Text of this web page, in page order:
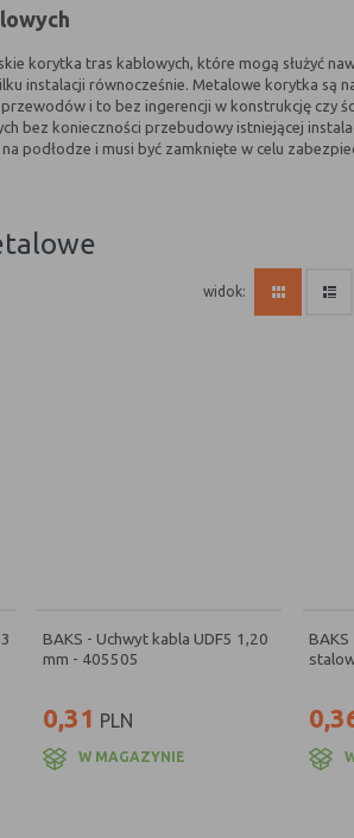
korytka tras kablowych, które mogą służyć
instalacji równocześnie. Metalowe korytka są
i to bez ingerencji w konstrukcję czy
bez konieczności przebudowy istniejącej
podłodze i musi być zamknięte w celu
widok:
BAKS - Uchwyt kabla UDF5 1,20
mm - 405505
0,31 PLN
W MAGAZYNIE